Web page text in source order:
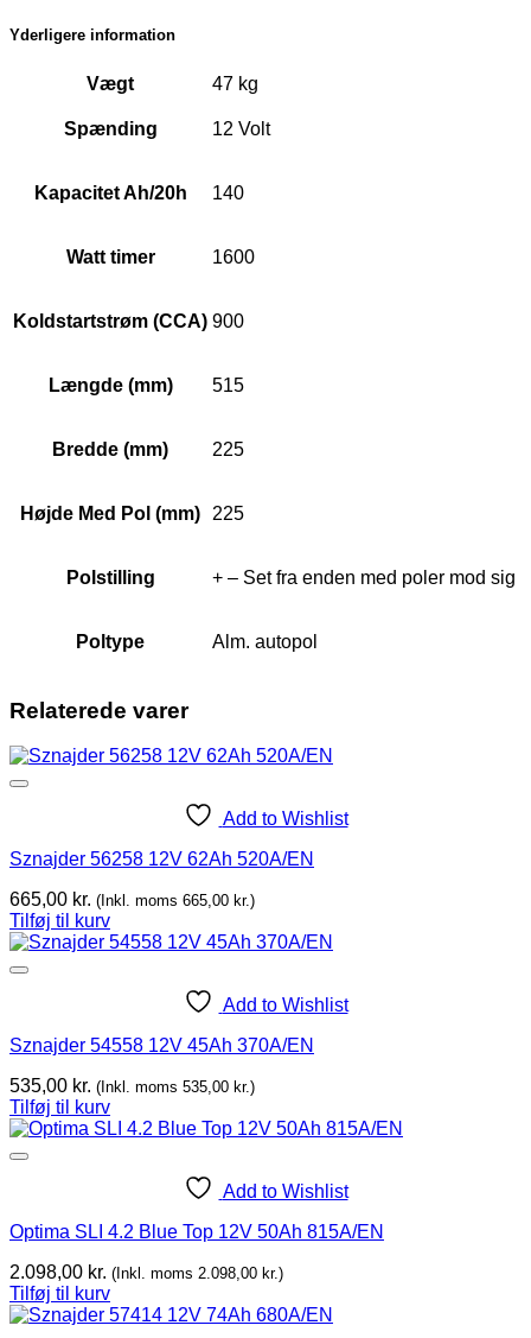
Yderligere information
Vægt 47 kg
Spænding 12 Volt
Kapacitet Ah/20h 140
Watt timer 1600
Koldstartstrøm (CCA) 900
Længde (mm) 515
Bredde (mm) 225
Højde Med Pol (mm) 225
Polstilling + – Set fra enden med poler mod sig
Poltype Alm. autopol
Relaterede varer
Add to Wishlist
Sznajder 56258 12V 62Ah 520A/EN
665,00 kr. (Inkl. moms 665,00 kr.)
Tilføj til kurv
Add to Wishlist
Sznajder 54558 12V 45Ah 370A/EN
535,00 kr. (Inkl. moms 535,00 kr.)
Tilføj til kurv
Add to Wishlist
Optima SLI 4.2 Blue Top 12V 50Ah 815A/EN
2.098,00 kr. (Inkl. moms 2.098,00 kr.)
Tilføj til kurv